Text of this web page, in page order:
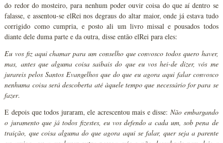
do redor do mosteiro, para nenhum poder ouvir coisa do que aí dentro se
falasse, e assentou-se elRei nos degraus do altar maior, onde já estava tudo
corrigido como cumpria, e posto ali um livro missal e pousados todos
diante dele duma parte e da outra, disse então elRei para eles:
Eu vos fiz aqui chamar para um conselho que convosco todos quero haver,
mas, antes que alguma coisa saibais do que eu vos hei-de dizer, vós me
jurareis pelos Santos Evangelhos que do que eu agora aqui falar convosco
nenhuma coisa será descoberta até àquele tempo que necessário for para se
fazer.
E depois que todos juraram, ele acrescentou mais e disse: Não embargando
o juramento que já todos fizestes, eu vos defendo a cada um, sob pena de
traição, que coisa alguma do que agora aqui se falar, quer seja a parente